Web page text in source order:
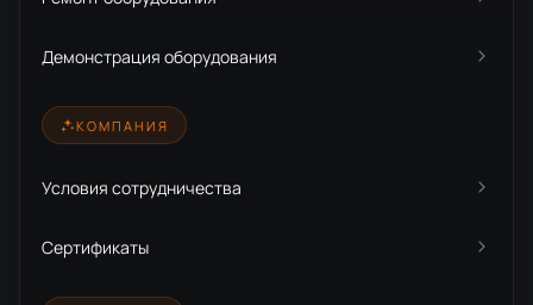
Демонстрация оборудования
КОМПАНИЯ
Условия сотрудничества
Сертификаты